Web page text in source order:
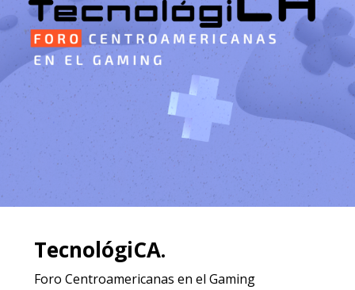
TecnológiCA.
Foro Centroamericanas en el Gaming